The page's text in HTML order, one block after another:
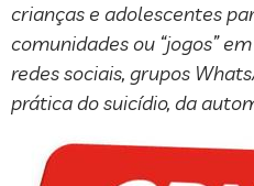
crianças e adolescentes
comunidades ou “jogos”
redes sociais, grupos
prática do suicídio, da